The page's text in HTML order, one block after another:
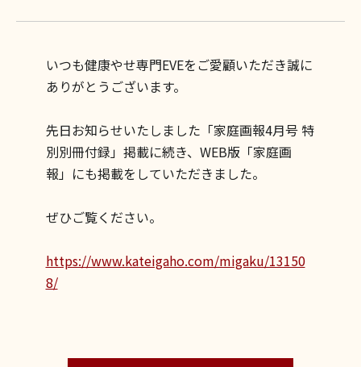
いつも健康やせ専門EVEをご愛顧いただき誠に
ありがとうございます。
先日お知らせいたしました「家庭画報4月号 特
別別冊付録」掲載に続き、WEB版「家庭画
報」にも掲載をしていただきました。
ぜひご覧ください。
https://www.kateigaho.com/migaku/13150
8/